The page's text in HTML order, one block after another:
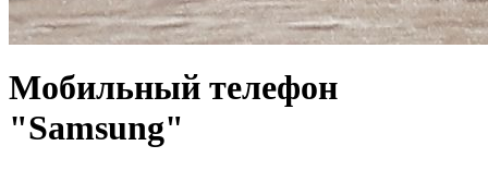
Мобильный телефон
"Samsung"